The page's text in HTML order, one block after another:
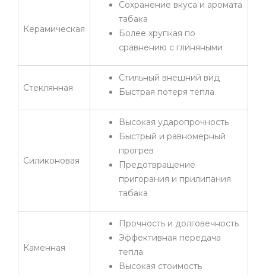
Керамическая
Сохранение вкуса и аромата
табака
Более хрупкая по
сравнению с глиняными
Стеклянная
Стильный внешний вид
Быстрая потеря тепла
Силиконовая
Высокая ударопрочность
Быстрый и равномерный
прогрев
Предотвращение
пригорания и прилипания
табака
Каменная
Прочность и долговечность
Эффективная передача
тепла
Высокая стоимость